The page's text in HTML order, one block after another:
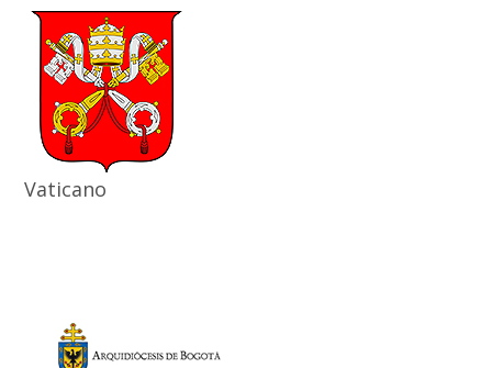
Vaticano